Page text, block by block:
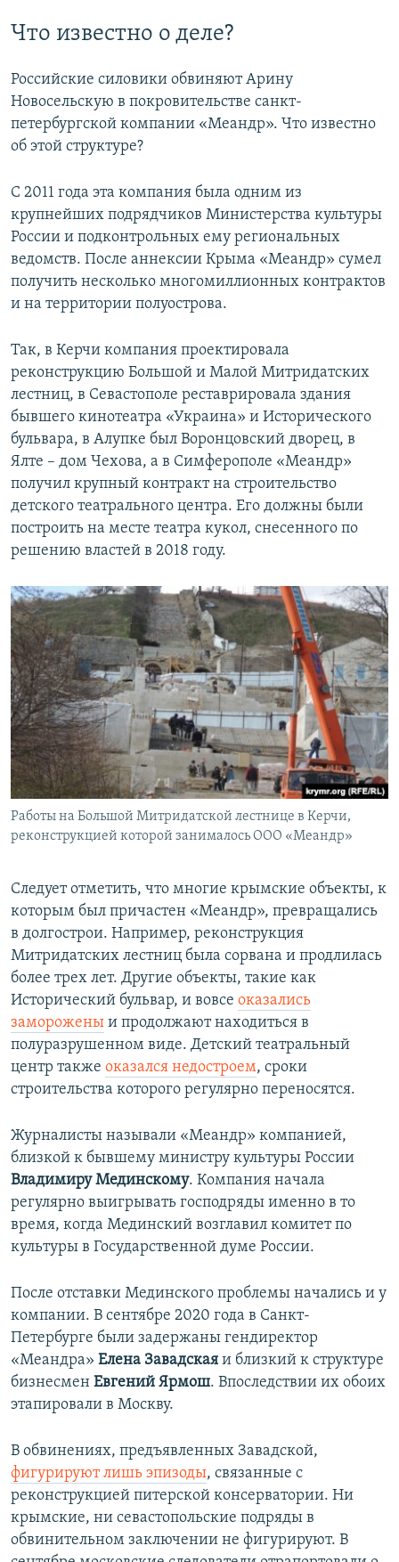
Что известно о деле?
Российские силовики обвиняют Арину
Новосельскую в покровительстве санкт-
петербургской компании «Меандр». Что известно
об этой структуре?
С 2011 года эта компания была одним из
крупнейших подрядчиков Министерства культуры
России и подконтрольных ему региональных
ведомств. После аннексии Крыма «Меандр» сумел
получить несколько многомиллионных контрактов
и на территории полуострова.
Так, в Керчи компания проектировала
реконструкцию Большой и Малой Митридатских
лестниц, в Севастополе реставрировала здания
бывшего кинотеатра «Украина» и Исторического
бульвара, в Алупке был Воронцовский дворец, в
Ялте – дом Чехова, а в Симферополе «Меандр»
получил крупный контракт на строительство
детского театрального центра. Его должны были
построить на месте театра кукол, снесенного по
решению властей в 2018 году.
Работы на Большой Митридатской лестнице в Керчи,
реконструкцией которой занималось ООО «Меандр»
Следует отметить, что многие крымские объекты, к
которым был причастен «Меандр», превращались
в долгострои. Например, реконструкция
Митридатских лестниц была сорвана и продлилась
более трех лет. Другие объекты, такие как
Исторический бульвар, и вовсе оказались
заморожены и продолжают находиться в
полуразрушенном виде. Детский театральный
центр также оказался недостроем, сроки
строительства которого регулярно переносятся.
Журналисты называли «Меандр» компанией,
близкой к бывшему министру культуры России
Владимиру Мединскому. Компания начала
регулярно выигрывать господряды именно в то
время, когда Мединский возглавил комитет по
культуры в Государственной думе России.
После отставки Мединского проблемы начались и у
компании. В сентябре 2020 года в Санкт-
Петербурге были задержаны гендиректор
«Меандра» Елена Завадская и близкий к структуре
бизнесмен Евгений Ярмош. Впоследствии их обоих
этапировали в Москву.
В обвинениях, предъявленных Завадской,
фигурируют лишь эпизоды, связанные с
реконструкцией питерской консерватории. Ни
крымские, ни севастопольские подряды в
обвинительном заключении не фигурируют. В